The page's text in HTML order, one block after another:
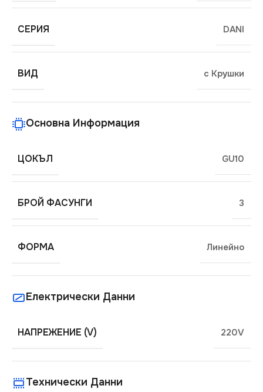
СЕРИЯ DANI
ВИД с Крушки
Основна Информация
ЦОКЪЛ GU10
БРОЙ ФАСУНГИ 3
ФОРМА Линейно
Електрически Данни
НАПРЕЖЕНИЕ (V) 220V
Технически Данни